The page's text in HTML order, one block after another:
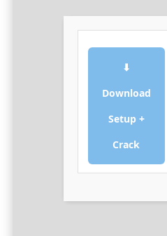
⬇
Download
Setup +
Crack